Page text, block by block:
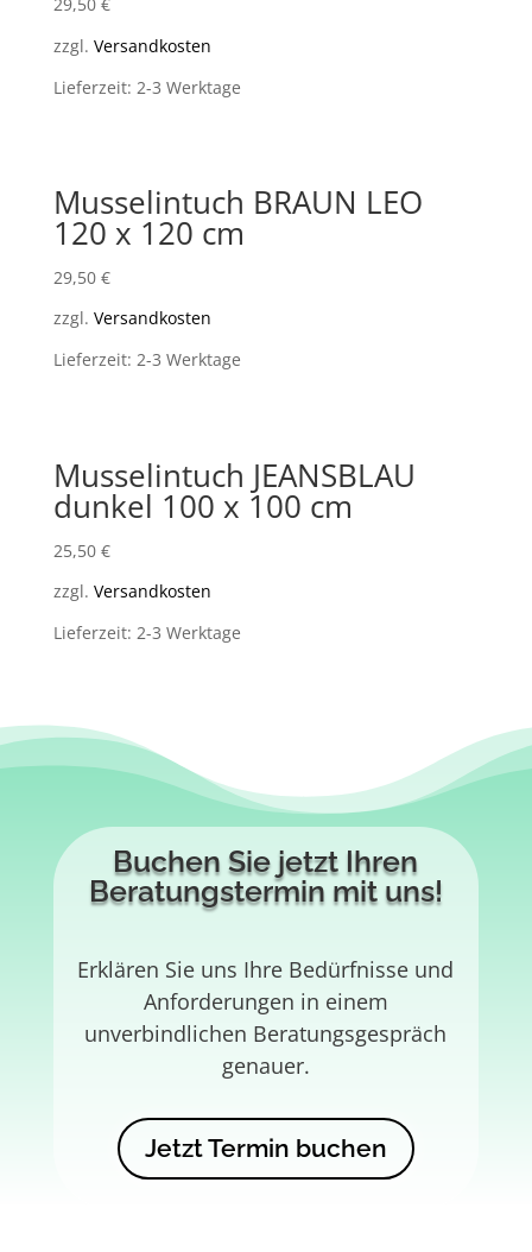
29,50 €
zzgl. Versandkosten
Lieferzeit: 2-3 Werktage
Musselintuch BRAUN LEO
120 x 120 cm
29,50 €
zzgl. Versandkosten
Lieferzeit: 2-3 Werktage
Musselintuch JEANSBLAU
dunkel 100 x 100 cm
25,50 €
zzgl. Versandkosten
Lieferzeit: 2-3 Werktage
Buchen Sie jetzt Ihren
Beratungstermin mit uns!
Erklären Sie uns Ihre Bedürfnisse und
Anforderungen in einem
unverbindlichen Beratungsgespräch
genauer.
Jetzt Termin buchen